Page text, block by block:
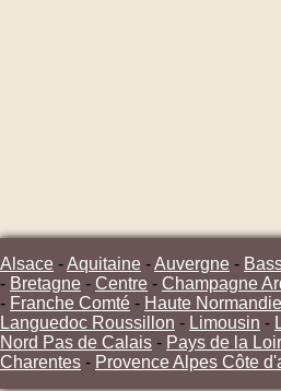
Alsace -Aquitaine -Auvergne -
- Bretagne - Centre - Champagne
- Franche Comté - Haute Normandie
Languedoc Roussillon - Limousin -
Nord Pas de Calais - Pays de la
Charentes - Provence Alpes Côte